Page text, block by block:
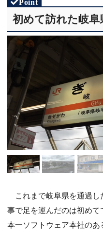
初めて訪れた岐阜
これまで岐阜県を通過し
事で足を運んだのは初めて
本一ソフトウェア本社のあ